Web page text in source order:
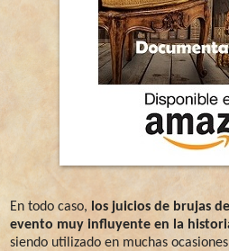
En todo caso, los juicios de brujas
evento muy influyente en la
siendo utilizado en muchas